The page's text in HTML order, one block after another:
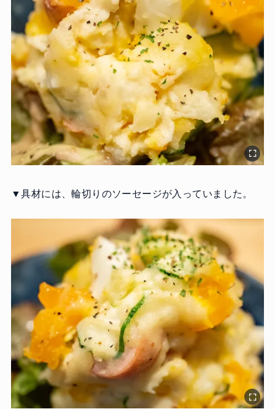
▼具材には、輪切りのソーセージが入っていました。